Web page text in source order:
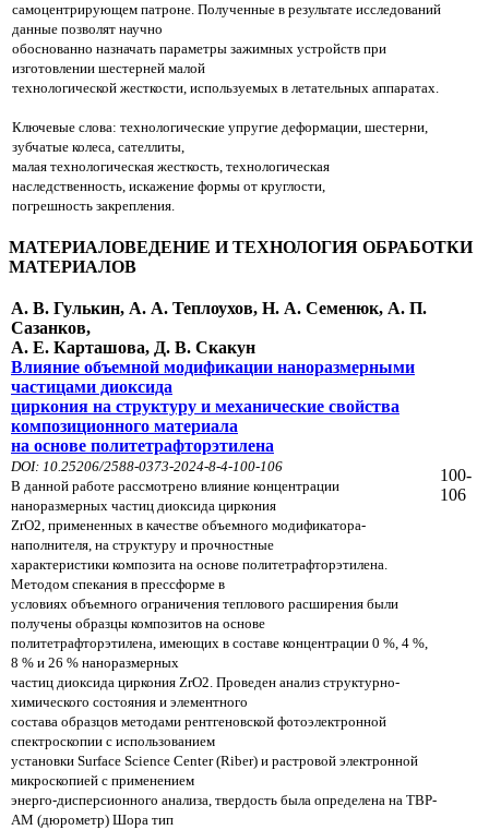
самоцентрирующем патроне. Полученные в результате исследований
данные позволят научно
обоснованно назначать параметры зажимных устройств при
изготовлении шестерней малой
технологической жесткости, используемых в летательных аппаратах.
Ключевые слова: технологические упругие деформации, шестерни,
зубчатые колеса, сателлиты,
малая технологическая жесткость, технологическая
наследственность, искажение формы от круглости,
погрешность закрепления.
МАТЕРИАЛОВЕДЕНИЕ И ТЕХНОЛОГИЯ ОБРАБОТКИ
МАТЕРИАЛОВ
А. В. Гулькин, А. А. Теплоухов, Н. А. Семенюк, А. П.
Сазанков,
А. Е. Карташова, Д. В. Скакун
Влияние объемной модификации наноразмерными
частицами диоксида
циркония на структуру и механические свойства
композиционного материала
на основе политетрафторэтилена
DOI: 10.25206/2588-0373-2024-8-4-100-106
В данной работе рассмотрено влияние концентрации
наноразмерных частиц диоксида циркония
ZrO2, примененных в качестве объемного модификатора-
наполнителя, на структуру и прочностные
характеристики композита на основе политетрафторэтилена.
Методом спекания в прессформе в
условиях объемного ограничения теплового расширения были
получены образцы композитов на основе
политетрафторэтилена, имеющих в составе концентрации 0 %, 4 %,
8 % и 26 % наноразмерных
частиц диоксида циркония ZrO2. Проведен анализ структурно-
химического состояния и элементного
состава образцов методами рентгеновской фотоэлектронной
спектроскопии с использованием
установки Surface Science Center (Riber) и растровой электронной
микроскопией с применением
энерго-дисперсионного анализа, твердость была определена на ТВР-
АМ (дюрометр) Шора тип
100-
106